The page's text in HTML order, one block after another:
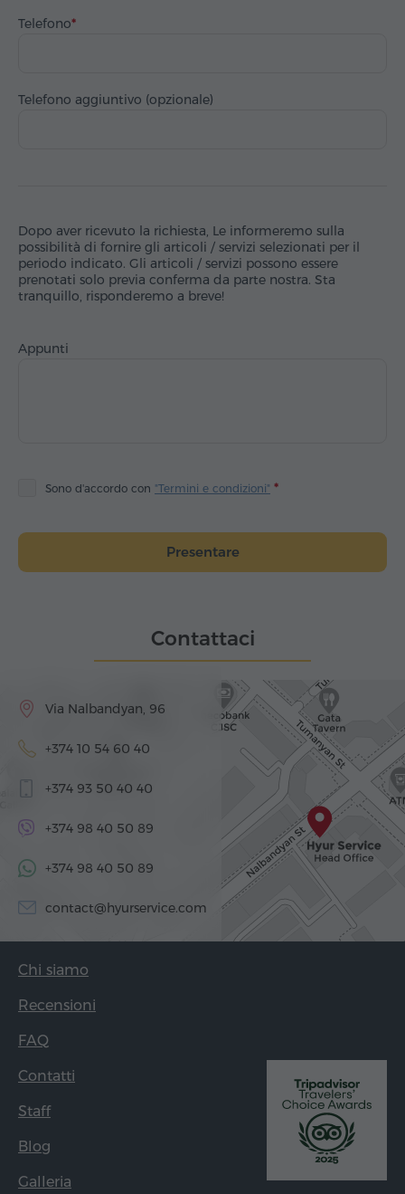
Telefono
Telefono aggiuntivo (opzionale)
Dopo aver ricevuto la richiesta, Le informeremo sulla
possibilità di fornire gli articoli / servizi selezionati per il
periodo indicato. Gli articoli / servizi possono essere
prenotati solo previa conferma da parte nostra. Sta
tranquillo, risponderemo a breve!
Appunti
Sono d'accordo con "Termini e condizioni"
Presentare
Contattaci
Via Nalbandyan, 96
+374 10 54 60 40
+374 93 50 40 40
+374 98 40 50 89
+374 98 40 50 89
contact@hyurservice.com
Chi siamo
Recensioni
FAQ
Contatti
Staff
Blog
Galleria